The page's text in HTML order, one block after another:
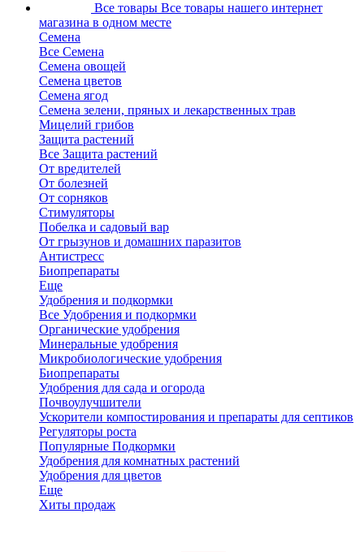
Все товары Все товары нашего интернет
магазина в одном месте
Семена
Все Семена
Семена овощей
Семена цветов
Семена ягод
Семена зелени, пряных и лекарственных трав
Мицелий грибов
Защита растений
Все Защита растений
От вредителей
От болезней
От сорняков
Стимуляторы
Побелка и садовый вар
От грызунов и домашних паразитов
Антистресс
Биопрепараты
Еще
Удобрения и подкормки
Все Удобрения и подкормки
Органические удобрения
Минеральные удобрения
Микробиологические удобрения
Биопрепараты
Удобрения для сада и огорода
Почвоулучшители
Ускорители компостирования и препараты для септиков
Регуляторы роста
Популярные Подкормки
Удобрения для комнатных растений
Удобрения для цветов
Еще
Хиты продаж